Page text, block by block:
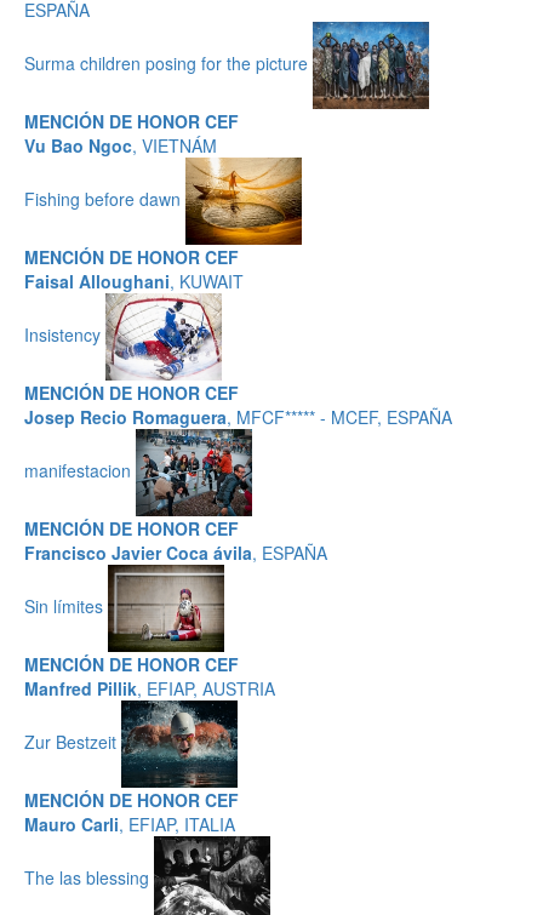
ESPAÑA
Surma children posing for the picture
MENCIÓN DE HONOR CEF
Vu Bao Ngoc, VIETNÁM
Fishing before dawn
MENCIÓN DE HONOR CEF
Faisal Alloughani, KUWAIT
Insistency
MENCIÓN DE HONOR CEF
Josep Recio Romaguera, MFCF***** - MCEF, ESPAÑA
manifestacion
MENCIÓN DE HONOR CEF
Francisco Javier Coca ávila, ESPAÑA
Sin límites
MENCIÓN DE HONOR CEF
Manfred Pillik, EFIAP, AUSTRIA
Zur Bestzeit
MENCIÓN DE HONOR CEF
Mauro Carli, EFIAP, ITALIA
The las blessing